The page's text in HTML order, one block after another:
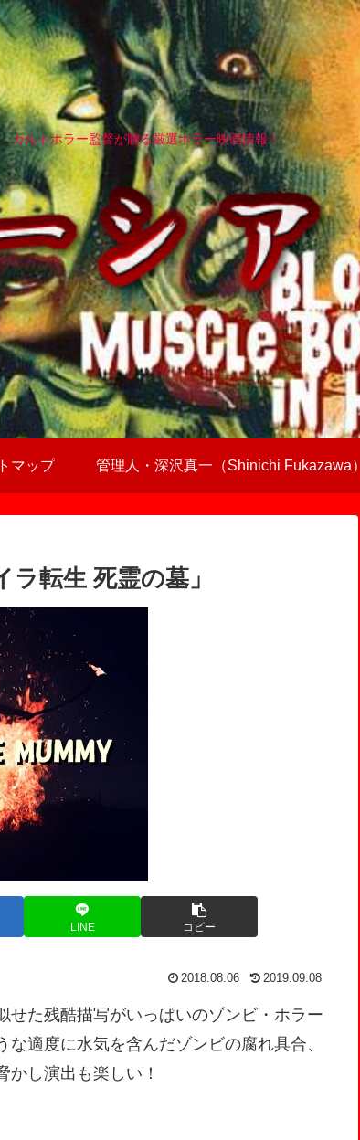
カルトホラー監督が贈る厳選ホラー映画情報！
マップ 管理人・深沢真一（Shinichi Fukazawa）
転生 死霊の墓」
LINE コピー
2018.08.06 2019.09.08
た残酷描写がいっぱいのゾンビ・ホラー
適度に水気を含んだゾンビの腐れ具合、
し演出も楽しい！